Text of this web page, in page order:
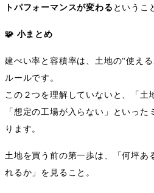
トパフォーマンスが変わる というこ
🧩 小まとめ
建ぺい率と容積率は、土地の“使え
ルールです。
この２つを理解していないと、「土
「想定の工場が入らない」といっ
ります。
土地を買う前の第一歩は、「何坪あ
れるか」を見ること。